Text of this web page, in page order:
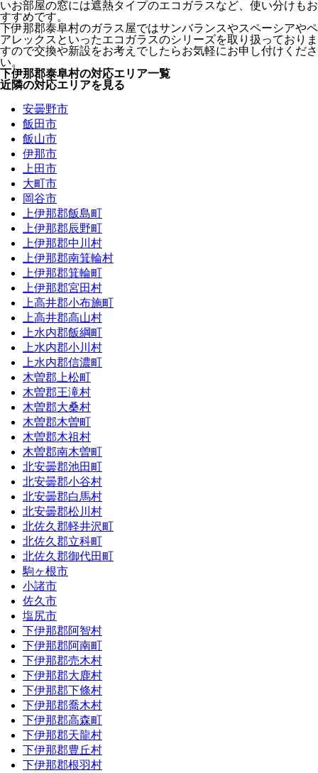
いお部屋の窓には遮熱タイプのエコガラスなど、使い分けもお
すすめです。
下伊那郡泰阜村のガラス屋ではサンバランスやスペーシアやペ
アレックスといったエコガラスのシリーズを取り扱っておりま
すので交換や新設をお考えでしたらお気軽にお申し付けくださ
い。
下伊那郡泰阜村の対応エリア一覧
近隣の対応エリアを見る
安曇野市
飯田市
飯山市
伊那市
上田市
大町市
岡谷市
上伊那郡飯島町
上伊那郡辰野町
上伊那郡中川村
上伊那郡南箕輪村
上伊那郡箕輪町
上伊那郡宮田村
上高井郡小布施町
上高井郡高山村
上水内郡飯綱町
上水内郡小川村
上水内郡信濃町
木曽郡上松町
木曽郡王滝村
木曽郡大桑村
木曽郡木曽町
木曽郡木祖村
木曽郡南木曽町
北安曇郡池田町
北安曇郡小谷村
北安曇郡白馬村
北安曇郡松川村
北佐久郡軽井沢町
北佐久郡立科町
北佐久郡御代田町
駒ヶ根市
小諸市
佐久市
塩尻市
下伊那郡阿智村
下伊那郡阿南町
下伊那郡売木村
下伊那郡大鹿村
下伊那郡下條村
下伊那郡喬木村
下伊那郡高森町
下伊那郡天龍村
下伊那郡豊丘村
下伊那郡根羽村